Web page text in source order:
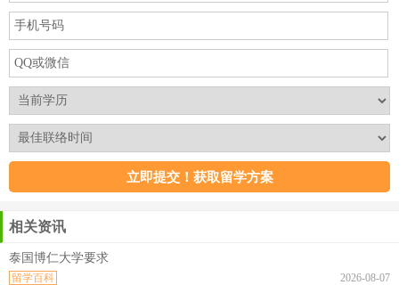
相关资讯
泰国博仁大学要求
2026-08-07
留学百科